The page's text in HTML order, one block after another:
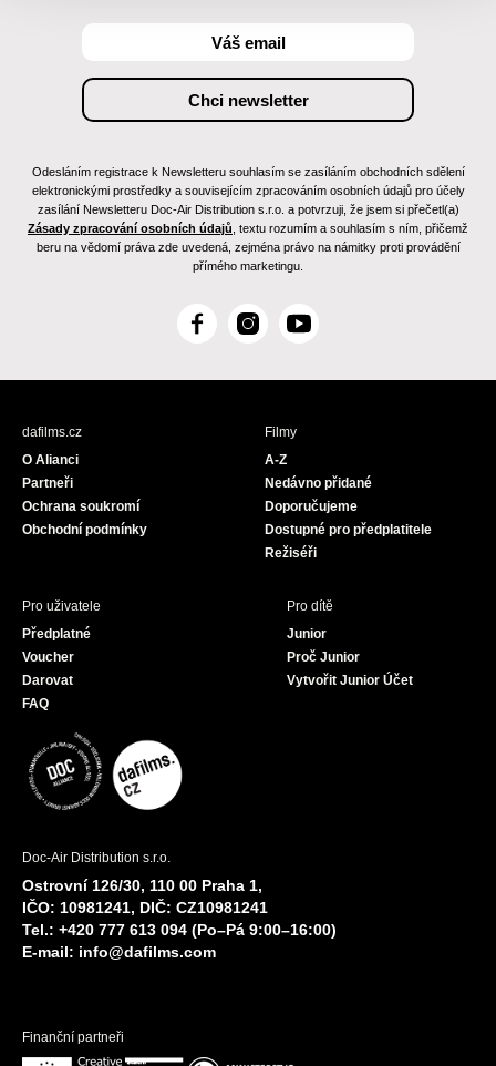
Odesláním registrace k Newsletteru souhlasím se zasíláním obchodních sdělení
elektronickými prostředky a souvisejícím zpracováním osobních údajů pro účely
zasílání Newsletteru Doc-Air Distribution s.r.o. a potvrzuji, že jsem si přečetl(a)
Zásady zpracování osobních údajů , textu rozumím a souhlasím s ním, přičemž
beru na vědomí práva zde uvedená, zejména právo na námitky proti provádění
přímého marketingu.
F
c
I
s
Y
u
dafilms.cz
O Alianci
Partneři
Ochrana soukromí
Obchodní podmínky
Filmy
A-Z
Nedávno přidané
Doporučujeme
Dostupné pro předplatitele
Režiséři
Pro uživatele
Předplatné
Voucher
Darovat
FAQ
Pro dítě
Junior
Proč Junior
Vytvořit Junior Účet
Doc-Air Distribution s.r.o.
Ostrovní 126/30, 110 00 Praha 1,
IČO: 10981241, DIČ: CZ10981241
Tel.: +420 777 613 094 (Po–Pá 9:00–16:00)
E-mail: info@dafilms.com
Finanční partneři